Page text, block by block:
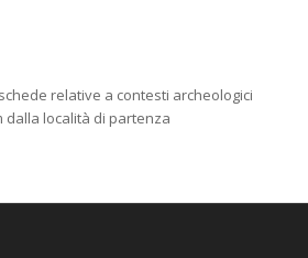
relative a contesti archeologici
dalla località di partenza